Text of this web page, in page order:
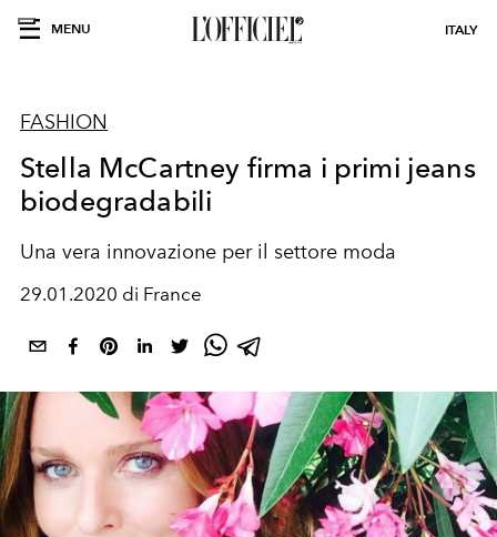
MENU ITALY
FASHION
Stella McCartney firma i primi jeans
biodegradabili
Una vera innovazione per il settore moda
29.01.2020 di France